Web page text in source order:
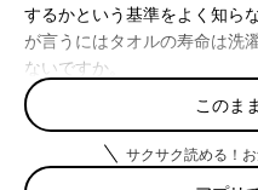
するかという基準をよく知ら
が言うにはタオルの寿命は洗
ないですか。
うちのタオルはたぶんどれも
寿命の120倍なんだけど。鶴
年より無理させてるんだけど
色をしている。
このま
サクサク読める！